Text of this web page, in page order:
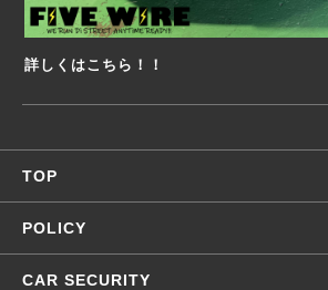
詳しくはこちら！！
TOP
POLICY
CAR SECURITY